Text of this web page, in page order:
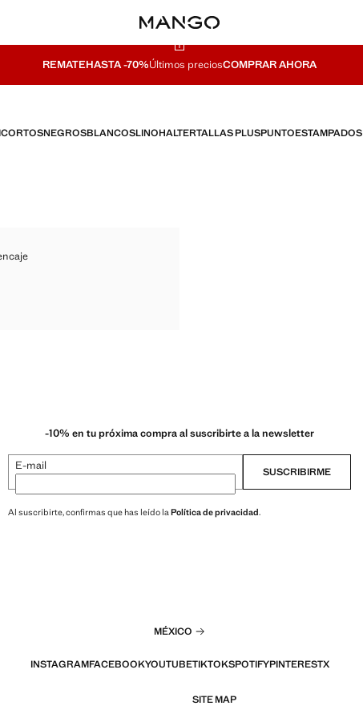
REMATEHASTA -70%Últimos preciosCOMPRAR AHORA
CORTOSNEGROSBLANCOSLINOHALTERTALLAS PLUSPUNTOESTAMPADOS
ENCAJE
ENCAJE
ENCAJE
ENCAJE
ENCAJE
-10% en tu próxima compra al suscribirte a la newsletter
E-mail SUSCRIBIRME
Al suscribirte, confirmas que has leído laPolítica de privacidad.
MÉXICO
INSTAGRAMFACEBOOKYOUTUBETIKTOKSPOTIFYPINTERESTX
SITE MAP